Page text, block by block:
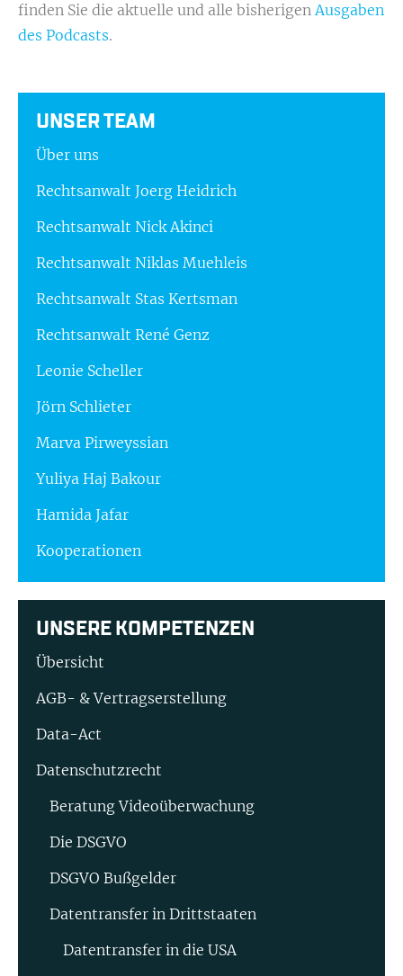
finden Sie die aktuelle und alle bisherigenAusgaben
des Podcasts.
UNSER TEAM
Über uns
Rechtsanwalt Joerg Heidrich
Rechtsanwalt Nick Akinci
Rechtsanwalt Niklas Muehleis
Rechtsanwalt Stas Kertsman
Rechtsanwalt René Genz
Leonie Scheller
Jörn Schlieter
Marva Pirweyssian
Yuliya Haj Bakour
Hamida Jafar
Kooperationen
UNSERE KOMPETENZEN
Übersicht
AGB- & Vertragserstellung
Data-Act
Datenschutzrecht
Beratung Video­überwachung
Die DSGVO
DSGVO Bußgelder
Datentransfer in Drittstaaten
Datentransfer in die USA